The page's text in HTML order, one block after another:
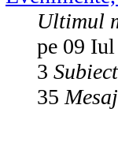
Ultimul
pe 09
3
35